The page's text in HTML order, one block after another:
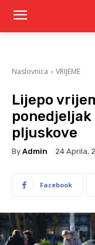
Naslovnica VRIJEME
Lijepo
pljuskove
By Admin 24 Aprila,
Facebook